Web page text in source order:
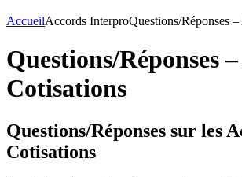
AccueilAccords InterproQuestions/Réponses
Questions/Réponses
Cotisations
Questions/Réponses sur les
Cotisations